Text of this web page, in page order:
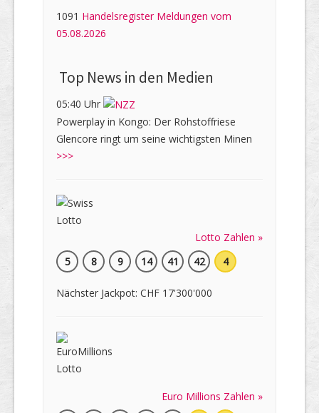
1091 Handelsregister Meldungen vom
05.08.2026
Top News in den Medien
05:40 Uhr
Powerplay in Kongo: Der Rohstoffriese
Glencore ringt um seine wichtigsten Minen
>>>
Lotto Zahlen »
5
8 9 14 41 42 4
Nächster Jackpot: CHF 17'300'000
Euro Millions Zahlen »